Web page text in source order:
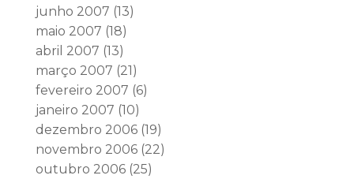
junho 2007 (13)
maio 2007 (18)
abril 2007 (13)
março 2007 (21)
fevereiro 2007 (6)
janeiro 2007 (10)
dezembro 2006(19)
novembro 2006(22)
outubro 2006(25)